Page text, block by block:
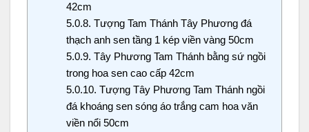
42cm
5.0.8. Tượng Tam Thánh Tây Phương đá
thạch anh sen tầng 1 kép viền vàng 50cm
5.0.9. Tây Phương Tam Thánh bằng sứ ngồi
trong hoa sen cao cấp 42cm
5.0.10. Tượng Tây Phương Tam Thánh ngồi
đá khoáng sen sóng áo trắng cam hoa văn
viền nổi 50cm